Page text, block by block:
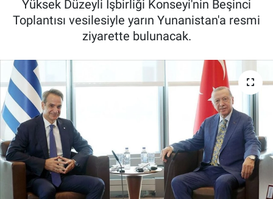
Yüksek Düzeyli İşbirliği Konseyi'nin Beşinci
Toplantısı vesilesiyle yarın Yunanistan'a resmi
ziyarette bulunacak.